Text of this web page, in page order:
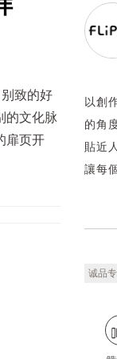
致的好
的文化脉
扉页开
以創
的角
貼近
讓每
诚品